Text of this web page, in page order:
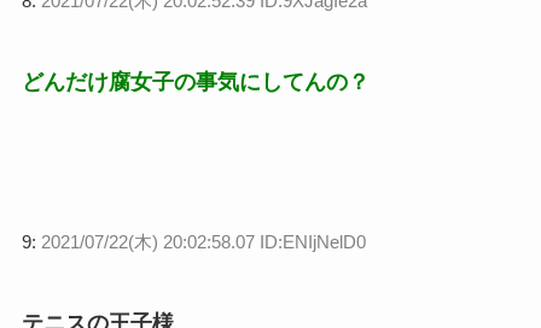
どんだけ腐女子の事気にしてんの？
9: 2021/07/22(木) 20:02:58.07 ID:ENIjNelD0
テニスの王子様